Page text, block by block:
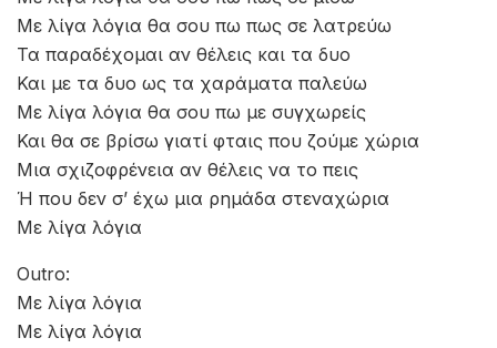
Με λίγα λόγια θα σου πω πως σε λατρεύω
Τα παραδέχομαι αν θέλεις και τα δυο
Και με τα δυο ως τα χαράματα παλεύω
Με λίγα λόγια θα σου πω με συγχωρείς
Και θα σε βρίσω γιατί φταις που ζούμε χώρια
Μια σχιζοφρένεια αν θέλεις να το πεις
Ή που δεν σ’ έχω μια ρημάδα στεναχώρια
Με λίγα λόγια
Outro:
Με λίγα λόγια
Με λίγα λόγια